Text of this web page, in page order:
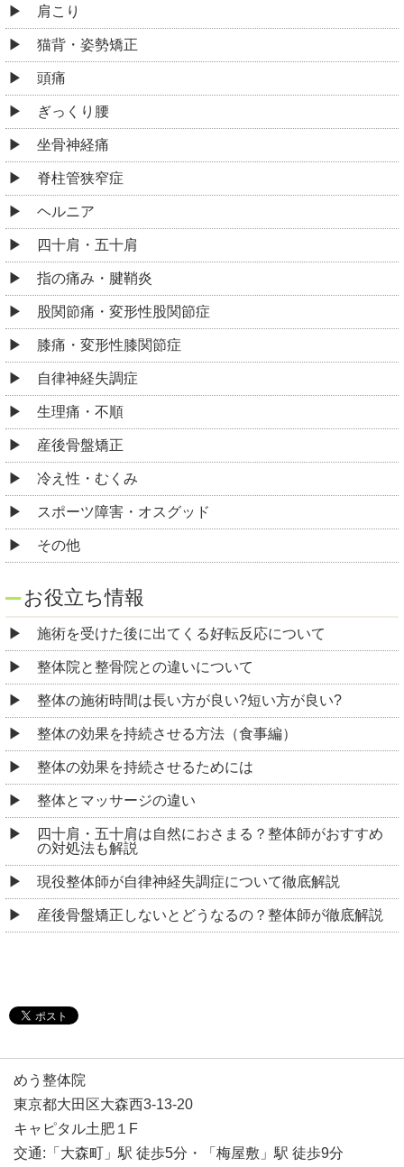
肩こり
猫背・姿勢矯正
頭痛
ぎっくり腰
坐骨神経痛
脊柱管狭窄症
ヘルニア
四十肩・五十肩
指の痛み・腱鞘炎
股関節痛・変形性股関節症
膝痛・変形性膝関節症
自律神経失調症
生理痛・不順
産後骨盤矯正
冷え性・むくみ
スポーツ障害・オスグッド
その他
お役立ち情報
施術を受けた後に出てくる好転反応について
整体院と整骨院との違いについて
整体の施術時間は長い方が良い?短い方が良い?
整体の効果を持続させる方法（食事編）
整体の効果を持続させるためには
整体とマッサージの違い
四十肩・五十肩は自然におさまる？整体師がおすすめ
の対処法も解説
現役整体師が自律神経失調症について徹底解説
産後骨盤矯正しないとどうなるの？整体師が徹底解説
めう整体院
東京都大田区大森西3-13-20
キャピタル土肥１F
交通:「大森町」駅 徒歩5分・「梅屋敷」駅 徒歩9分